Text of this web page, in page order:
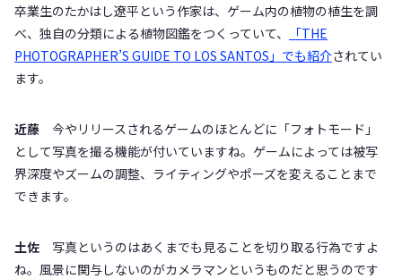
卒業生のたかはし遼平という作家は、ゲーム内の植物の植生を調
べ、独自の分類による植物図鑑をつくっていて、
「THE
PHOTOGRAPHER’S GUIDE TO LOS SANTOS」でも紹介されてい
ます。
近藤 今やリリースされるゲームのほとんどに「フォトモード」
として写真を撮る機能が付いていますね。ゲームによっては被写
界深度やズームの調整、ライティングやポーズを変えることまで
できます。
土佐 写真というのはあくまでも見ることを切り取る行為ですよ
ね。風景に関与しないのがカメラマンというものだと思うのです